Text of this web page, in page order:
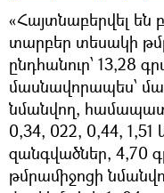
«Հայտնաբերվել
տարբեր տեսակի
ընդհանուր՝ 13,28
մասնավորապես՝
նմանվող,
0,34, 022, 0,44,
զանգվածներ, 4,70
թմրամիջոցի